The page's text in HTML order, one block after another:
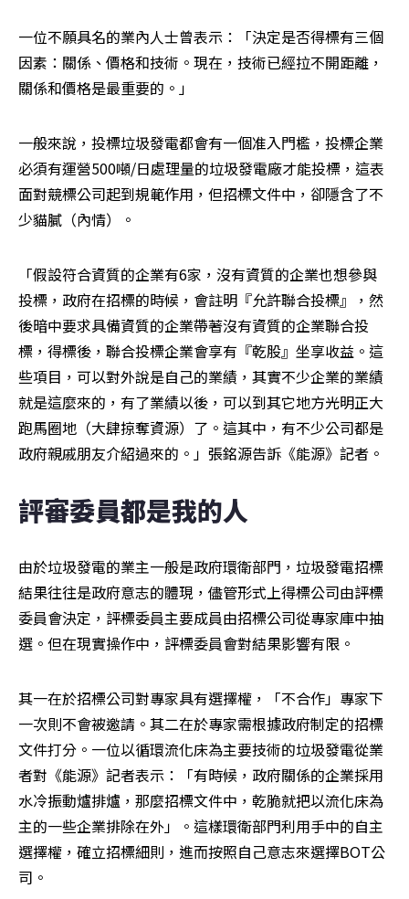
一位不願具名的業內人士曾表示：「決定是否得標有三個
因素：關係、價格和技術。現在，技術已經拉不開距離，
關係和價格是最重要的。」
一般來說，投標垃圾發電都會有一個准入門檻，投標企業
必須有運營500噸/日處理量的垃圾發電廠才能投標，這表
面對競標公司起到規範作用，但招標文件中，卻隱含了不
少貓膩（內情）。
「假設符合資質的企業有6家，沒有資質的企業也想參與
投標，政府在招標的時候，會註明『允許聯合投標』，然
後暗中要求具備資質的企業帶著沒有資質的企業聯合投
標，得標後，聯合投標企業會享有『乾股』坐享收益。這
些項目，可以對外說是自己的業​​績，其實不少企業的業績
就是這麼來的，有了業績以後，可以到其它地方光明正大
跑馬圈地（大肆掠奪資源）了。這其中，有不少公司都是
政府親戚朋友介紹過來的。」張銘源告訴《能源》記者。
評審委員都是我的人
由於垃圾發電的業主一般是政府環衛部門，垃圾發電招標
結果往往是政府意志的體現，儘管形式上得標公司由評標
委員會決定，評標委員主要成員由招標公司從專家庫中抽
選。但在現實操作中，評標委員會對結果影響有限。
其一在於招標公司對專家具有選擇權，「不合作」專家下
一次則不會被邀請。其二在於專家需根據政府制定的招標
文件打分。一位以循環流化床為主要技術的垃圾發電從業
者對《能源》記者表示：「有時候，政府關係的企業採用
水冷振動爐排爐，那麼招標文件中，乾脆就把以流化床為
主的一些企業排除在外」。這樣環衛部門利用手中的自主
選擇權，確立招標細則，進而按照自己意志來選擇BOT公
司。